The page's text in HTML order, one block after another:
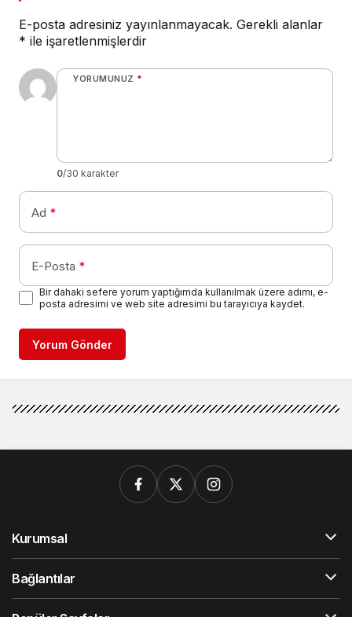
E-posta adresiniz yayınlanmayacak. Gerekli alanlar
* ile işaretlenmişlerdir
YORUMUNUZ *
0/30 karakter
Ad *
E-Posta *
Bir dahaki sefere yorum yaptığımda kullanılmak üzere adımı, e-
posta adresimi ve web site adresimi bu tarayıcıya kaydet.
Yorum Gönder
Kurumsal
Bağlantılar